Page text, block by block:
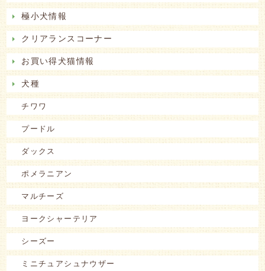
極小犬情報
クリアランスコーナー
お買い得犬猫情報
犬種
チワワ
プードル
ダックス
ポメラニアン
マルチーズ
ヨークシャーテリア
シーズー
ミニチュアシュナウザー